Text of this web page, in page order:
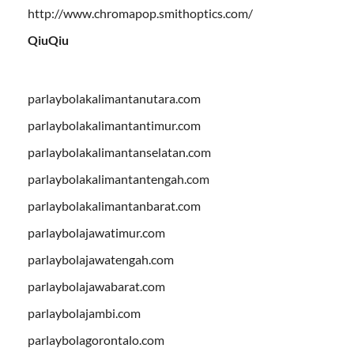
http://www.chromapop.smithoptics.com/
QiuQiu
parlaybolakalimantanutara.com
parlaybolakalimantantimur.com
parlaybolakalimantanselatan.com
parlaybolakalimantantengah.com
parlaybolakalimantanbarat.com
parlaybolajawatimur.com
parlaybolajawatengah.com
parlaybolajawabarat.com
parlaybolajambi.com
parlaybolagorontalo.com